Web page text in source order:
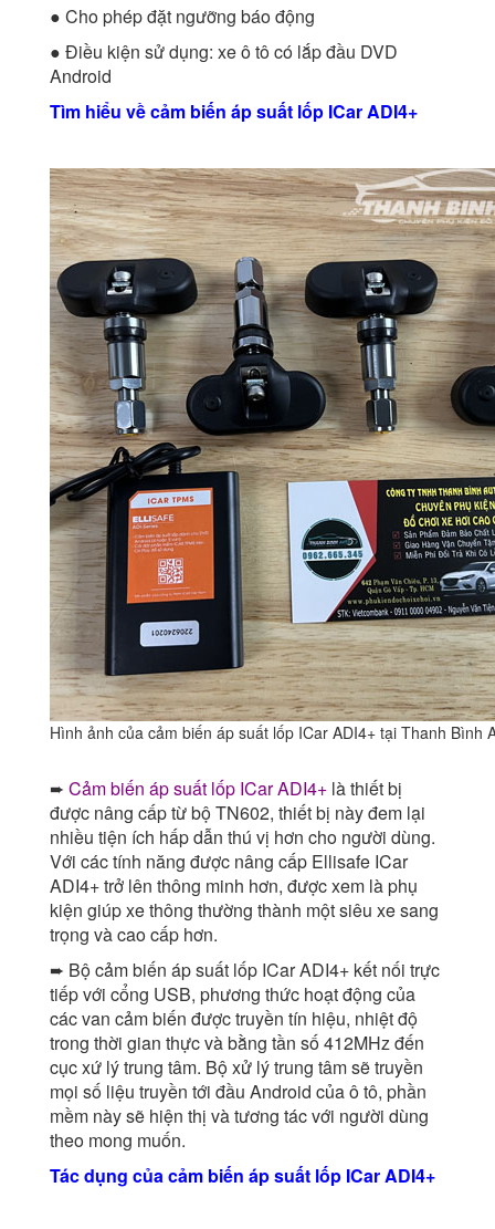
● Cho phép đặt ngưỡng báo động
● Điều kiện sử dụng: xe ô tô có lắp đầu DVD
Android
Tìm hiểu về cảm biến áp suất lốp ICar ADI4+
Hình ảnh của cảm biến áp suất lốp ICar ADI4+ tại Thanh Bình
➨ Cảm biến áp suất lốp ICar ADI4+ là thiết bị
được nâng cấp từ bộ TN602, thiết bị này đem lại
nhiều tiện ích hấp dẫn thú vị hơn cho người dùng.
Với các tính năng được nâng cấp Ellisafe ICar
ADI4+ trở lên thông minh hơn, được xem là phụ
kiện giúp xe thông thường thành một siêu xe sang
trọng và cao cấp hơn.
➨ Bộ cảm biến áp suất lốp ICar ADI4+ kết nối trực
tiếp với cổng USB, phương thức hoạt động của
các van cảm biến được truyền tín hiệu, nhiệt độ
trong thời gian thực và bằng tần số 412MHz đến
cục xứ lý trung tâm. Bộ xử lý trung tâm sẽ truyền
mọi số liệu truyền tới đầu Android của ô tô, phần
mềm này sẽ hiện thị và tương tác với người dùng
theo mong muốn.
Tác dụng của cảm biến áp suất lốp ICar ADI4+